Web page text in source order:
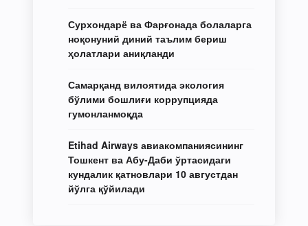
Сурхондарё ва Фарғонада болаларга
ноқонуний диний таълим бериш
ҳолатлари аниқланди
Самарқанд вилоятида экология
бўлими бошлиғи коррупцияда
гумонланмоқда
Etihad Airways авиакомпаниясининг
Тошкент ва Абу-Даби ўртасидаги
кундалик қатновлари 10 августдан
йўлга қўйилади